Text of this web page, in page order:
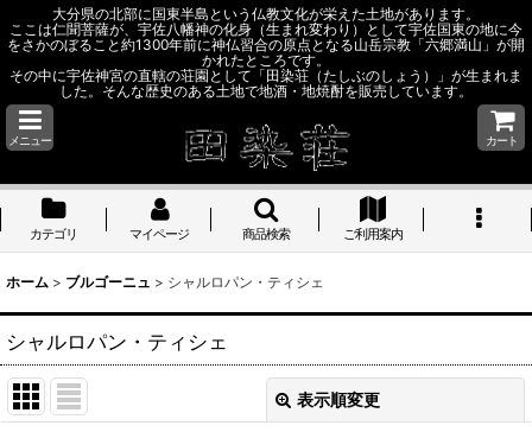
大分県の北部に国東半島という仏教文化が栄えた土地があります。
ここは仁聞菩薩が、宇佐八幡神の化身（生まれ変わり）として宇佐国東の地に今
をさかのぼること約1300年前に神仏習合の原点となる山岳宗教「六郷満山」が開
かれたところです。
その中に宇佐神宮の直轄の荘園として「田染荘（たしぶのしょう）」が生まれま
した。そんな歴史のある土地で地酒・地焼酎を販売しています。
メニュー カート
カテゴリ マイページ 商品検索 ご利用案内
ホーム > ブルゴーニュ > シャルロパン・ティシェ
シャルロパン・ティシェ
表示順変更